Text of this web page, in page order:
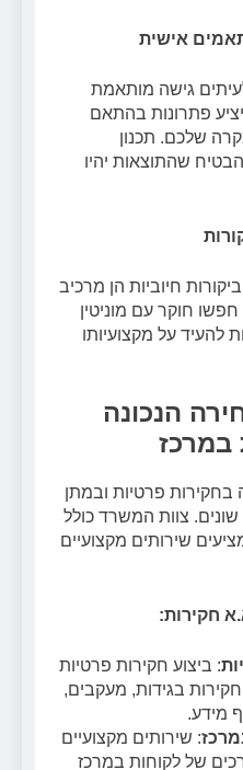
אישית
גישה מותאמת
פתרונות בהתאם
שלכם. תכנון
שהתוצאות יהיו
חיוביות הן מרכיב
חוקר עם מוניטין
להעיד על מקצועיותו
הנכונה
במרכז
פרטיות ובמתן
צוות המשרד כולל
שירותים מקצועיים
חקירות:
: ביצוע חקירות פרטיות
חקירות בגידות, מעקבים,
מידע.
: שירותים מקצועיים
של לקוחות במרכז